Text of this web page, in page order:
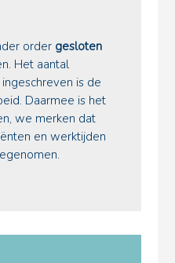
order gesloten
Het aantal
is de
Daarmee is het
we merken dat
en werktijden